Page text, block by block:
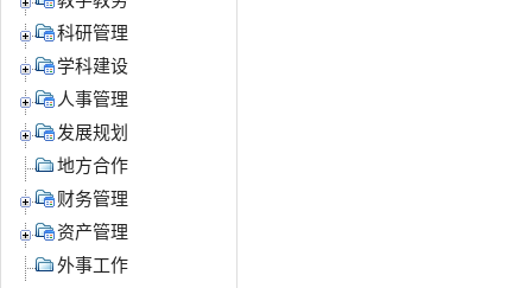
科研管理
学科建设
人事管理
发展规划
地方合作
财务管理
资产管理
外事工作